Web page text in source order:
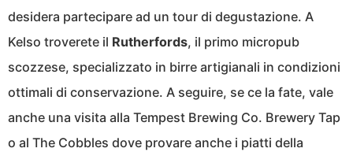
desidera partecipare ad un tour di degustazione. A
Kelso troverete il Rutherfords, il primo micropub
scozzese, specializzato in birre artigianali in condizioni
ottimali di conservazione. A seguire, se ce la fate, vale
anche una visita alla Tempest Brewing Co. Brewery Tap
o al The Cobbles dove provare anche i piatti della